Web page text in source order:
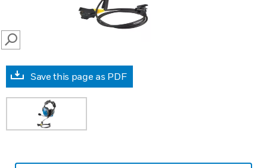
SEARCH
Save this page as PDF